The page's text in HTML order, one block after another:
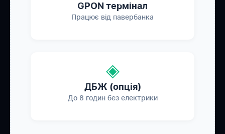
GPON термінал
Працює від павербанка
◈
ДБЖ (опція)
До 8 годин без електрики